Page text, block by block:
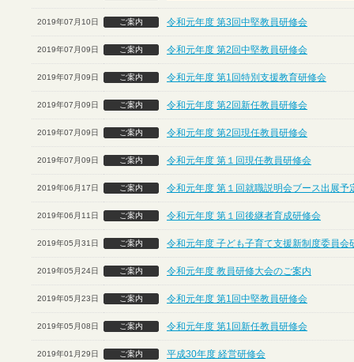
2019年07月10日 ご案内 令和元年度 第3回中堅教員研修会
2019年07月09日 ご案内 令和元年度 第2回中堅教員研修会
2019年07月09日 ご案内 令和元年度 第1回特別支援教育研修会
2019年07月09日 ご案内 令和元年度 第2回新任教員研修会
2019年07月09日 ご案内 令和元年度 第2回現任教員研修会
2019年07月09日 ご案内 令和元年度 第１回現任教員研修会
2019年06月17日 ご案内 令和元年度 第１回就職説明会ブース出展予
2019年06月11日 ご案内 令和元年度 第１回後継者育成研修会
2019年05月31日 ご案内 令和元年度 子ども子育て支援新制度委員会
2019年05月24日 ご案内 令和元年度 教員研修大会のご案内
2019年05月23日 ご案内 令和元年度 第1回中堅教員研修会
2019年05月08日 ご案内 令和元年度 第1回新任教員研修会
2019年01月29日 ご案内 平成30年度 経営研修会